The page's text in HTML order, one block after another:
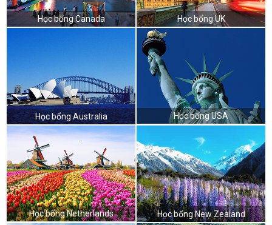
Học bổng Canada Học bổng UK
Học bổng Australia Học bổng USA
Học bổng Netherlands Học bổng New Zealand